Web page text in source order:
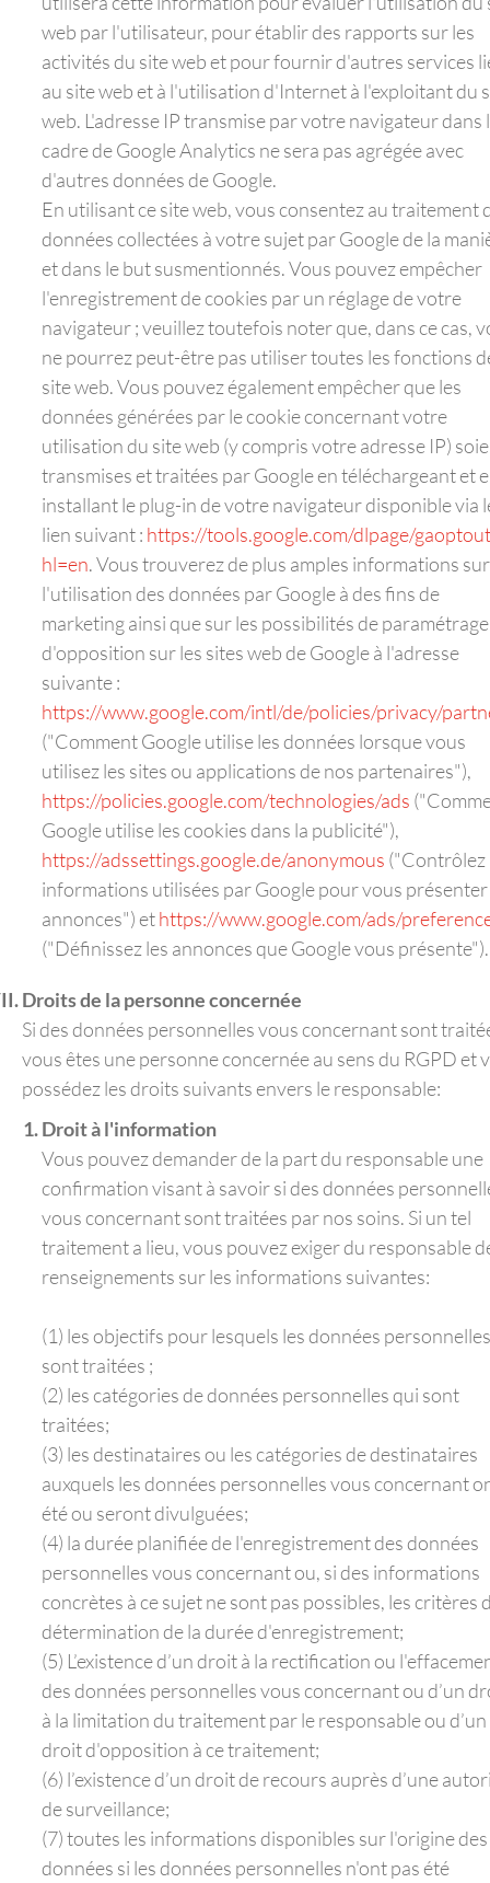
web par l'utilisateur, pour établir des rapports sur les
activités du site web et pour fournir d'autres services
au site web et à l'utilisation d'Internet à l'exploitant du
web. L'adresse IP transmise par votre navigateur dans
cadre de Google Analytics ne sera pas agrégée avec
d'autres données de Google.
En utilisant ce site web, vous consentez au traitement
données collectées à votre sujet par Google de la
et dans le but susmentionnés. Vous pouvez empêcher
l'enregistrement de cookies par un réglage de votre
navigateur ; veuillez toutefois noter que, dans ce cas,
ne pourrez peut-être pas utiliser toutes les fonctions
site web. Vous pouvez également empêcher que les
données générées par le cookie concernant votre
utilisation du site web (y compris votre adresse IP)
transmises et traitées par Google en téléchargeant et
installant le plug-in de votre navigateur disponible via
lien suivant : https://tools.google.com/dlpage/
hl=en. Vous trouverez de plus amples informations sur
l'utilisation des données par Google à des fins de
marketing ainsi que sur les possibilités de
d'opposition sur les sites web de Google à l'adresse
suivante :
https://www.google.com/intl/de/policies/privacy/
("Comment Google utilise les données lorsque vous
utilisez les sites ou applications de nos partenaires"),
https://policies.google.com/technologies/ads
Google utilise les cookies dans la publicité"),
https://adssettings.google.de/anonymous ("Contrôlez
informations utilisées par Google pour vous présenter
annonces") ethttps://www.google.com/ads/
("Définissez les annonces que Google vous présente").
Droits de la personne concernée
Si des données personnelles vous concernant sont
vous êtes une personne concernée au sens du RGPD et
possédez les droits suivants envers le responsable:
Droit à l'information
Vous pouvez demander de la part du responsable une
confirmation visant à savoir si des données
vous concernant sont traitées par nos soins. Si un tel
traitement a lieu, vous pouvez exiger du responsable
renseignements sur les informations suivantes:
(1) les objectifs pour lesquels les données personnelles
sont traitées ;
(2) les catégories de données personnelles qui sont
traitées;
(3) les destinataires ou les catégories de destinataires
auxquels les données personnelles vous concernant
été ou seront divulguées;
(4) la durée planifiée de l'enregistrement des données
personnelles vous concernant ou, si des informations
concrètes à ce sujet ne sont pas possibles, les critères
détermination de la durée d'enregistrement;
(5) L’existence d’un droit à la rectification ou
des données personnelles vous concernant ou d’un
à la limitation du traitement par le responsable ou d’un
droit d'opposition à ce traitement;
(6) l’existence d’un droit de recours auprès d’une
de surveillance;
(7) toutes les informations disponibles sur l'origine des
données si les données personnelles n'ont pas été